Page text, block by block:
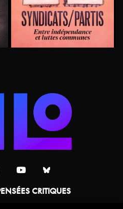
CRITIQUES